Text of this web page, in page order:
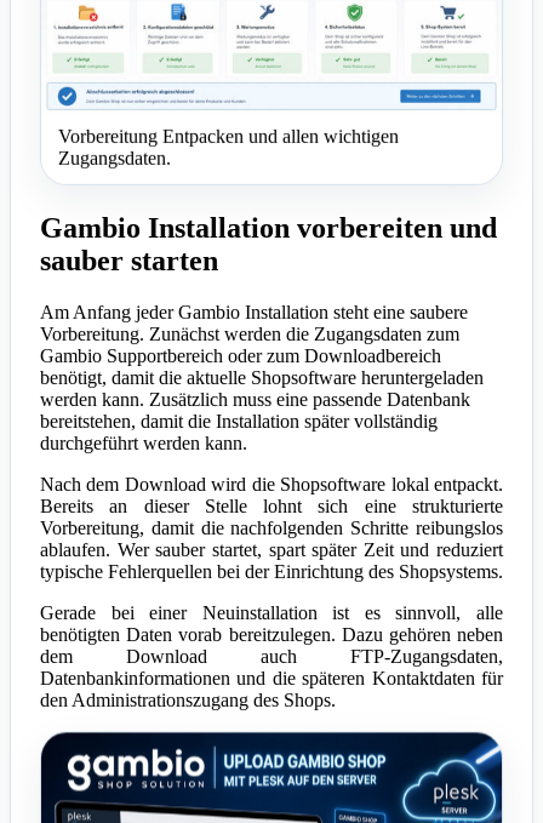
Vorbereitung Entpacken und allen wichtigen
Zugangsdaten.
Gambio Installation vorbereiten und
sauber starten
Am Anfang jeder Gambio Installation steht eine saubere
Vorbereitung. Zunächst werden die Zugangsdaten zum
Gambio Supportbereich oder zum Downloadbereich
benötigt, damit die aktuelle Shopsoftware heruntergeladen
werden kann. Zusätzlich muss eine passende Datenbank
bereitstehen, damit die Installation später vollständig
durchgeführt werden kann.
Nach dem Download wird die Shopsoftware lokal entpackt.
Bereits an dieser Stelle lohnt sich eine strukturierte
Vorbereitung, damit die nachfolgenden Schritte reibungslos
ablaufen. Wer sauber startet, spart später Zeit und reduziert
typische Fehlerquellen bei der Einrichtung des Shopsystems.
Gerade bei einer Neuinstallation ist es sinnvoll, alle
benötigten Daten vorab bereitzulegen. Dazu gehören neben
dem Download auch FTP-Zugangsdaten,
Datenbankinformationen und die späteren Kontaktdaten für
den Administrationszugang des Shops.